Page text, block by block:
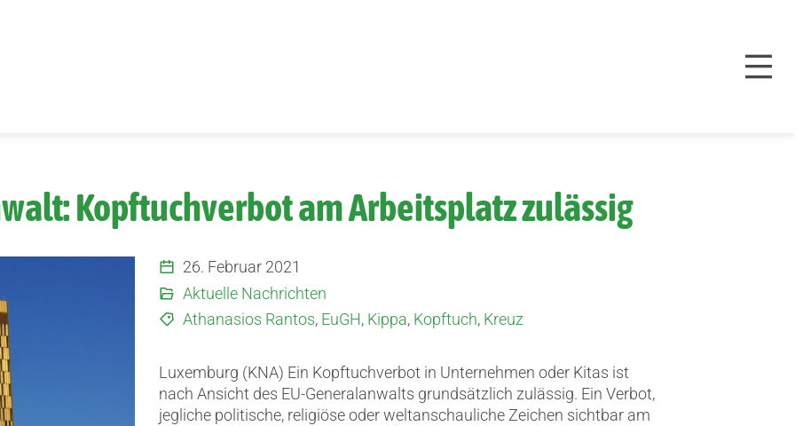
Kopftuchverbot am Arbeitsplatz zulässig
26. Februar 2021
Aktuelle Nachrichten
Athanasios Rantos, EuGH, Kippa, Kopftuch, Kreuz
Luxemburg (KNA) Ein Kopftuchverbot in Unternehmen oder Kitas ist
nach Ansicht des EU-Generalanwalts grundsätzlich zulässig. Ein Verbot,
jegliche politische, religiöse oder weltanschauliche Zeichen sichtbar am